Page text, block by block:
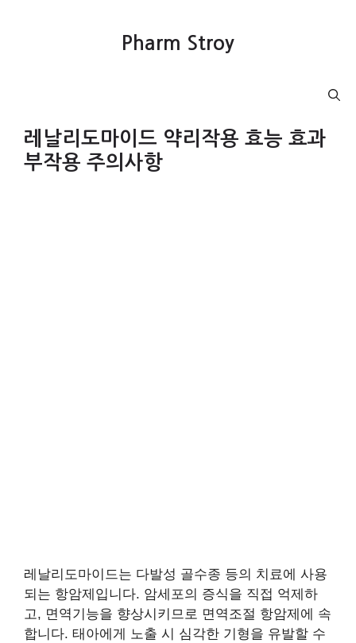
Pharm Stroy
레날리도마이드 약리작용 효능 효과
부작용 주의사항
레날리도마이드는 다발성 골수종 등의 치료에 사용
되는 항암제입니다. 암세포의 증식을 직접 억제하
고, 면역기능을 향상시키므로 면역조절 항암제에 속
합니다. 태아에게 노출 시 심각한 기형을 유발할 수